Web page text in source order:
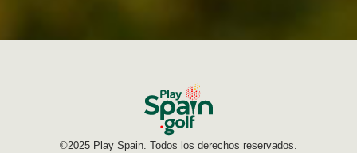
©2025 Play Spain. Todos los derechos reservados.